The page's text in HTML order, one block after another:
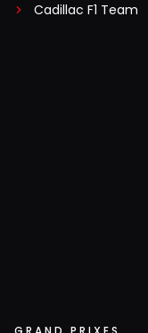
Cadillac F1 Team